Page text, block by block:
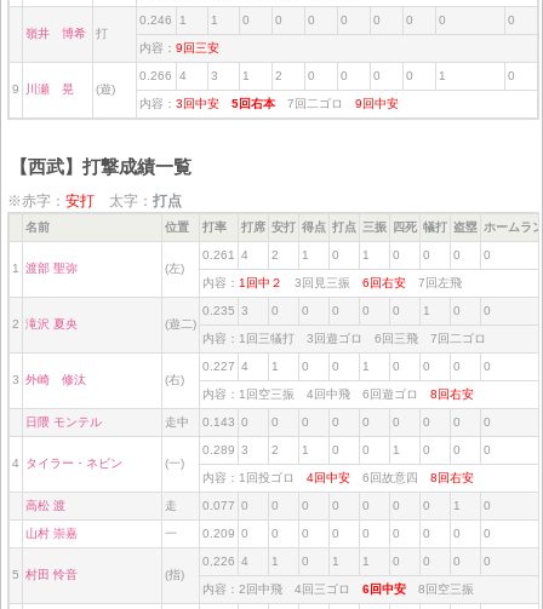
嶺井 博希 打
0.246 1 1 0 0 0 0 0 0 0 0
内容： 9回三安
9 川瀬 晃 (遊)
0.266 4 3 1 2 0 0 0 0 1 0
内容： 3回中安 5回右本 7回二ゴロ 9回中安
【西武】打撃成績一覧
※赤字： 安打 太字： 打点
名前 位置 打率 打席 安打 得点 打点 三振 四死 犠打 盗塁 ホームラン
1 渡部 聖弥 (左)
0.261 4 2 1 0 1 0 0 0 0
内容： 1回中２ 3回見三振 6回右安 7回左飛
2 滝沢 夏央 (遊二)
0.235 3 0 0 0 0 0 1 0 0
内容：1回三犠打 3回遊ゴロ 6回三飛 7回二ゴロ
3 外崎 修汰 (右)
0.227 4 1 0 0 1 0 0 0 0
内容：1回空三振 4回中飛 6回遊ゴロ 8回右安
日隈 モンテル 走中 0.143 0 0 0 0 0 0 0 0 0
4 タイラー・ネビン (一)
0.289 3 2 1 0 0 1 0 0 0
内容：1回投ゴロ 4回中安 6回故意四 8回右安
高松 渡 走 0.077 0 0 0 0 0 0 0 1 0
山村 崇嘉 一 0.209 0 0 0 0 0 0 0 0 0
5 村田 怜音 (指)
0.226 4 1 0 1 1 0 0 0 0
内容：2回中飛 4回三ゴロ 6回中安 8回空三振